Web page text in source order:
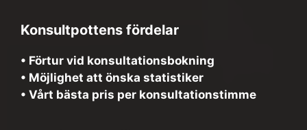
Konsultpottens fördelar
• Förtur vid konsultationsbokning
• Möjlighet att önska statistiker
• Vårt bästa pris per konsultationstimme